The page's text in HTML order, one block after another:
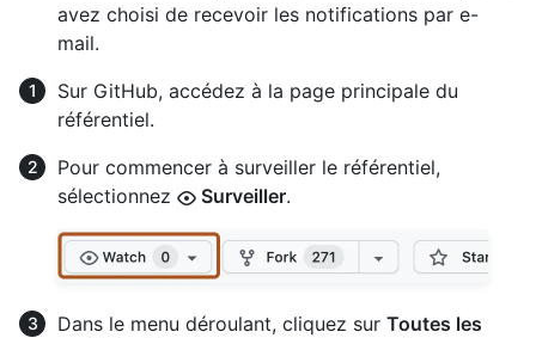
avez choisi de recevoir les notifications par e-
mail.
Sur GitHub, accédez à la page principale du
référentiel.
Pour commencer à surveiller le référentiel,
sélectionnez
Surveiller.
Dans le menu déroulant, cliquez sur Toutes les